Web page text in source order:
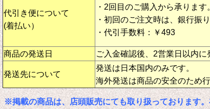
代引き便について
(着払い）
・2回目のご購入から承ります
・初回のご注文時は、銀行振
・代引手数料：￥493
商品の発送日 ご入金確認後、2営業日以内に
発送先について
発送は日本国内のみです。
海外発送は商品の安全のため
※掲載の商品は、店頭販売にても取り扱っております